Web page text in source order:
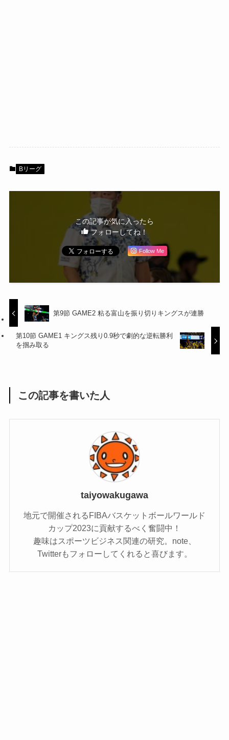
Bリーグ
この記事が気に入ったら
フォローしてね！
Follow Me
第9節 GAME2 粘る富山を振り切りキングスが連勝
第10節 GAME1 キングス残り0.9秒で劇的な逆転勝利
を掴み取る
この記事を書いた人
taiyowakugawa
地元で開催されるFIBAバスケットボールワールド
カップ2023に貢献するべく奮闘中！
趣味はスポーツビジネス関連の研究。note、
Twitterもフォローしてくれると喜びます。